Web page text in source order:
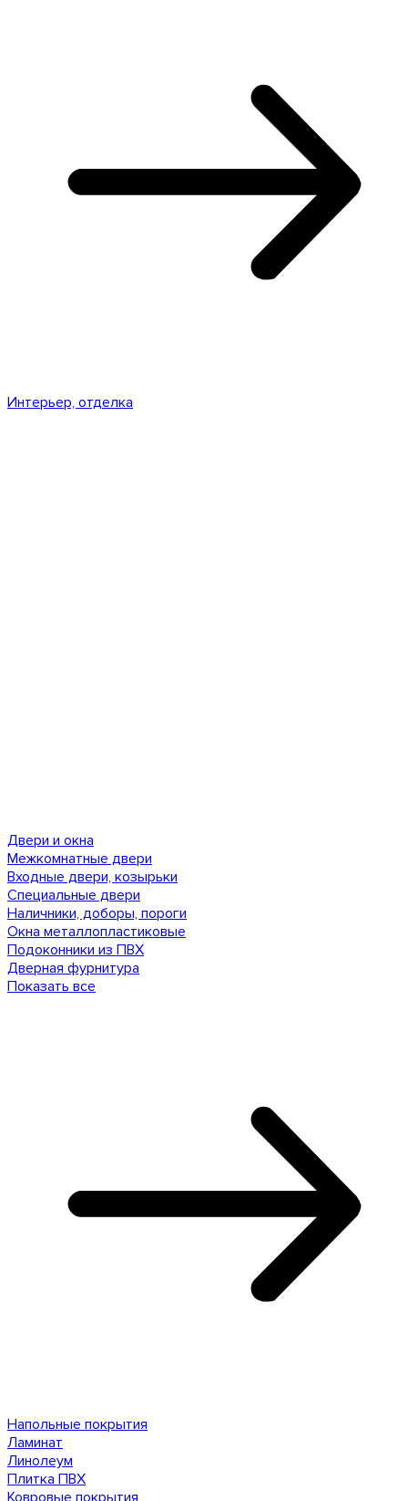
Интерьер, отделка
Двери и окна
Межкомнатные двери
Входные двери, козырьки
Специальные двери
Наличники, доборы, пороги
Окна металлопластиковые
Подоконники из ПВХ
Дверная фурнитура
Показать все
Напольные покрытия
Ламинат
Линолеум
Плитка ПВХ
Ковровые покрытия